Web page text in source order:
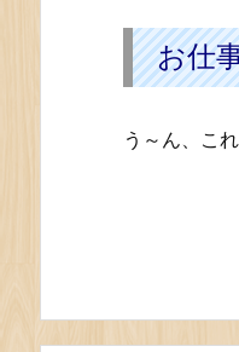
事
お仕
う～ん、こ